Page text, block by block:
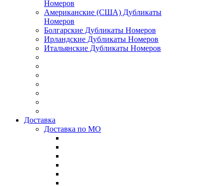
Номеров
Американские (США) Дубликаты
Номеров
Болгарские Дубликаты Номеров
Ирландские Дубликаты Номеров
Итальянские Дубликаты Номеров
Доставка
Доставка по МО